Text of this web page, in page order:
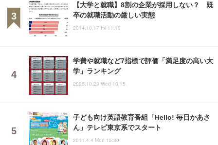
【大学と就職】8割の企業が採用しない？ 既
卒の就職活動の厳しい実態
2014.10.17 Fri 11:15
学費や就職など7指標で評価「満足度の高い大
学」ランキング
2025.10.29 Wed 10:15
子ども向け英語教育番組「Hello! 毎日かあさ
ん」テレビ東京系でスタート
2011.4.4 Mon 15:30